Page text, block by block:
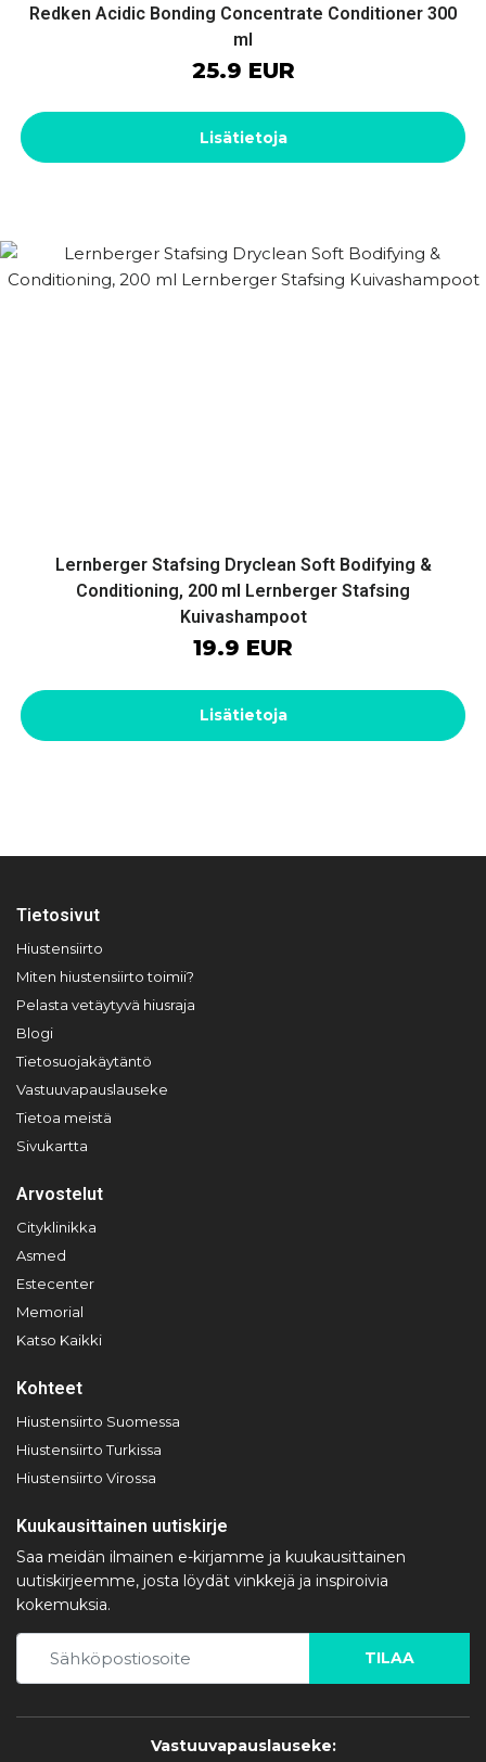
Redken Acidic Bonding Concentrate Conditioner 300
ml
25.9 EUR
Lisätietoja
Lernberger Stafsing Dryclean Soft Bodifying &
Conditioning, 200 ml Lernberger Stafsing
Kuivashampoot
19.9 EUR
Lisätietoja
Tietosivut
Hiustensiirto
Miten hiustensiirto toimii?
Pelasta vetäytyvä hiusraja
Blogi
Tietosuojakäytäntö
Vastuuvapauslauseke
Tietoa meistä
Sivukartta
Arvostelut
Cityklinikka
Asmed
Estecenter
Memorial
Katso Kaikki
Kohteet
Hiustensiirto Suomessa
Hiustensiirto Turkissa
Hiustensiirto Virossa
Kuukausittainen uutiskirje
Saa meidän ilmainen e-kirjamme ja kuukausittainen
uutiskirjeemme, josta löydät vinkkejä ja inspiroivia
kokemuksia.
TILAA
Vastuuvapauslauseke: